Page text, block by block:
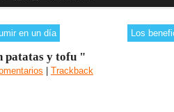
en un día Los
patatas y tofu "
Trackback